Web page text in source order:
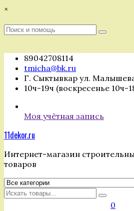
Перейти
содержимому
×
Поиск
Поиск
89042708114
tmicha@bk.ru
Г. Сыктывкар ул.
10ч-19ч (воскресенье 10ч-
Моя учётная запись
11dekor.ru
Интернет-магазин
товаров
Искать
0